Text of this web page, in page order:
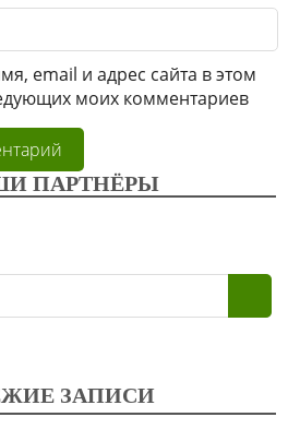
email и адрес сайта в этом
моих комментариев
ПАРТНЁРЫ
ЗАПИСИ